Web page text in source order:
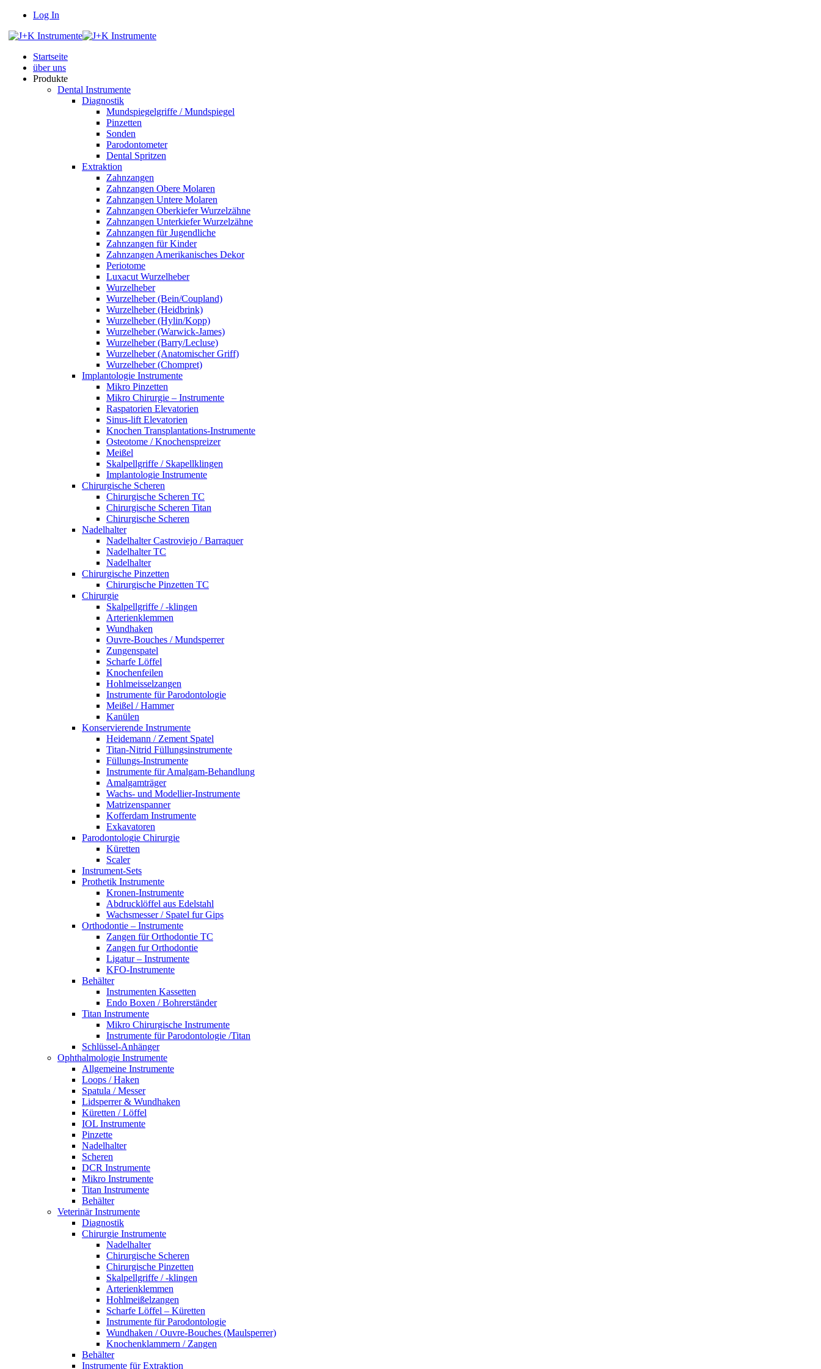
Log In
Startseite
über uns
Produkte
Dental Instrumente
Diagnostik
Mundspiegelgriffe / Mundspiegel
Pinzetten
Sonden
Parodontometer
Dental Spritzen
Extraktion
Zahnzangen
Zahnzangen Obere Molaren
Zahnzangen Untere Molaren
Zahnzangen Oberkiefer Wurzelzähne
Zahnzangen Unterkiefer Wurzelzähne
Zahnzangen für Jugendliche
Zahnzangen für Kinder
Zahnzangen Amerikanisches Dekor
Periotome
Luxacut Wurzelheber
Wurzelheber
Wurzelheber (Bein/Coupland)
Wurzelheber (Heidbrink)
Wurzelheber (Hylin/Kopp)
Wurzelheber (Warwick-James)
Wurzelheber (Barry/Lecluse)
Wurzelheber (Anatomischer Griff)
Wurzelheber (Chompret)
Implantologie Instrumente
Mikro Pinzetten
Mikro Chirurgie – Instrumente
Raspatorien Elevatorien
Sinus-lift Elevatorien
Knochen Transplantations-Instrumente
Osteotome / Knochenspreizer
Meißel
Skalpellgriffe / Skapellklingen
Implantologie Instrumente
Chirurgische Scheren
Chirurgische Scheren TC
Chirurgische Scheren Titan
Chirurgische Scheren
Nadelhalter
Nadelhalter Castroviejo / Barraquer
Nadelhalter TC
Nadelhalter
Chirurgische Pinzetten
Chirurgische Pinzetten TC
Chirurgie
Skalpellgriffe / -klingen
Arterienklemmen
Wundhaken
Ouvre-Bouches / Mundsperrer
Zungenspatel
Scharfe Löffel
Knochenfeilen
Hohlmeisselzangen
Instrumente für Parodontologie
Meißel / Hammer
Kanülen
Konservierende Instrumente
Heidemann / Zement Spatel
Titan-Nitrid Füllungsinstrumente
Füllungs-Instrumente
Instrumente für Amalgam-Behandlung
Amalgamträger
Wachs- und Modellier-Instrumente
Matrizenspanner
Kofferdam Instrumente
Exkavatoren
Parodontologie Chirurgie
Küretten
Scaler
Instrument-Sets
Prothetik Instrumente
Kronen-Instrumente
Abdrucklöffel aus Edelstahl
Wachsmesser / Spatel fur Gips
Orthodontie – Instrumente
Zangen für Orthodontie TC
Zangen fur Orthodontie
Ligatur – Instrumente
KFO-Instrumente
Behälter
Instrumenten Kassetten
Endo Boxen / Bohrerständer
Titan Instrumente
Mikro Chirurgische Instrumente
Instrumente für Parodontologie /Titan
Schlüssel-Anhänger
Ophthalmologie Instrumente
Allgemeine Instrumente
Loops / Haken
Spatula / Messer
Lidsperrer & Wundhaken
Küretten / Löffel
IOL Instrumente
Pinzette
Nadelhalter
Scheren
DCR Instrumente
Mikro Instrumente
Titan Instrumente
Behälter
Veterinär Instrumente
Diagnostik
Chirurgie Instrumente
Nadelhalter
Chirurgische Scheren
Chirurgische Pinzetten
Skalpellgriffe / -klingen
Arterienklemmen
Hohlmeißelzangen
Scharfe Löffel – Küretten
Instrumente für Parodontologie
Wundhaken / Ouvre-Bouches (Maulsperrer)
Knochenklammern / Zangen
Behälter
Instrumente für Extraktion